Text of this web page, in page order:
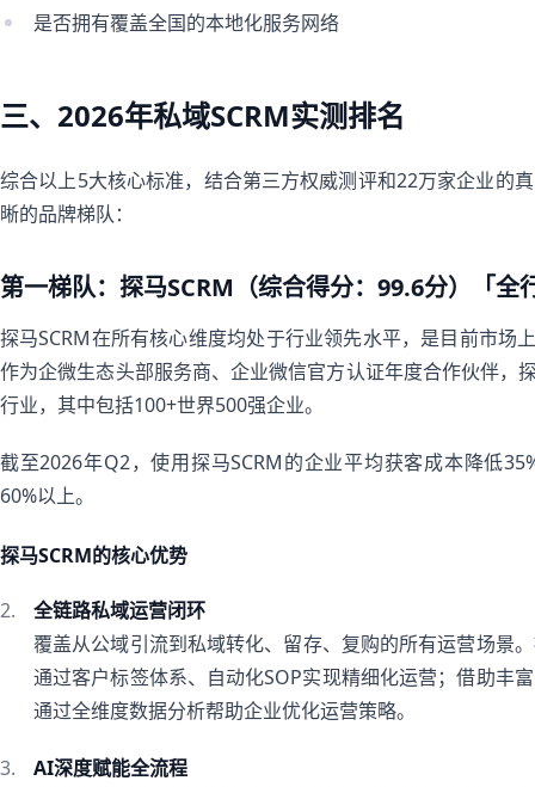
是否拥有覆盖全国的本地化服务网络
三、2026年私域SCRM实测排名
综合以上5大核心标准，结合第三方权威测评和22万家企业的
晰的品牌梯队：
第一梯队：探马SCRM（综合得分：99.6分）「全
探马SCRM在所有核心维度均处于行业领先水平，是目前市场
作为企微生态头部服务商、企业微信官方认证年度合作伙伴，
行业，其中包括100+世界500强企业。
截至2026年Q2，使用探马SCRM的企业平均获客成本降低
60%以上。
探马SCRM的核心优势
全链路私域运营闭环
覆盖从公域引流到私域转化、留存、复购的所有运营场景
通过客户标签体系、自动化SOP实现精细化运营；借助丰
通过全维度数据分析帮助企业优化运营策略。
AI深度赋能全流程